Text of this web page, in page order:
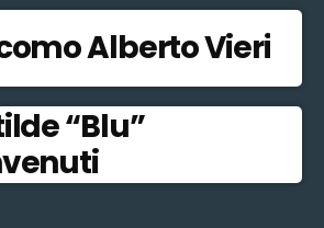
Alberto Vieri
“Blu”